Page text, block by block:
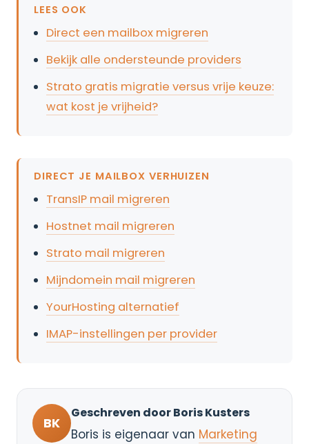
LEES OOK
Direct een mailbox migreren
Bekijk alle ondersteunde providers
Strato gratis migratie versus vrije keuze:
wat kost je vrijheid?
DIRECT JE MAILBOX VERHUIZEN
TransIP mail migreren
Hostnet mail migreren
Strato mail migreren
Mijndomein mail migreren
YourHosting alternatief
IMAP-instellingen per provider
BK
Geschreven door Boris Kusters
Boris is eigenaar van Marketing